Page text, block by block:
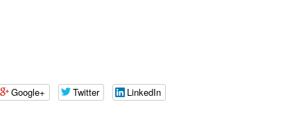
Google+ Twitter LinkedIn